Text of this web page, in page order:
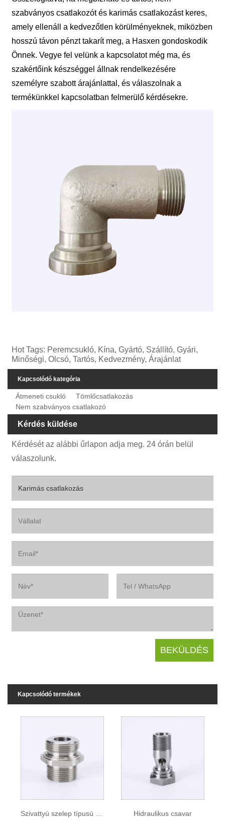
szabványos csatlakozót és karimás csatlakozást keres,
amely ellenáll a kedvezőtlen körülményeknek, miközben
hosszú távon pénzt takarít meg, a Hasxen gondoskodik
Önnek. Vegye fel velünk a kapcsolatot még ma, és
szakértőink készséggel állnak rendelkezésére
személyre szabott árajánlattal, és válaszolnak a
termékünkkel kapcsolatban felmerülő kérdésekre.
Hot Tags: Peremcsukló, Kína, Gyártó, Szállító, Gyári,
Minőségi, Olcsó, Tartós, Kedvezmény, Árajánlat
Kapcsolódó kategória
Átmeneti csukló
Tömlőcsatlakozás
Nem szabványos csatlakozó
Kérdés küldése
Kérdését az alábbi űrlapon adja meg. 24 órán belül
válaszolunk.
Kapcsolódó termékek
Hidraulikus csavar